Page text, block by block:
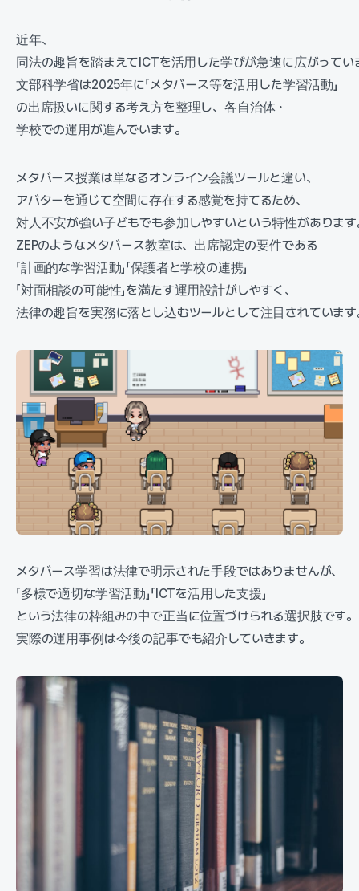
近年、
同法の趣旨を踏まえてICTを活用した学びが急速に広がってい
文部科学省は2025年に「メタバース等を活用した学習活動」
の出席扱いに関する考え方を整理し、各自治体・
学校での運用が進んでいます。
メタバース授業は単なるオンライン会議ツールと違い、
アバターを通じて空間に存在する感覚を持てるため、
対人不安が強い子どもでも参加しやすいという特性があります
ZEPのようなメタバース教室は、出席認定の要件である
「計画的な学習活動」「保護者と学校の連携」
「対面相談の可能性」を満たす運用設計がしやすく、
法律の趣旨を実務に落とし込むツールとして注目されています
メタバース学習は法律で明示された手段ではありませんが、
「多様で適切な学習活動」「ICTを活用した支援」
という法律の枠組みの中で正当に位置づけられる選択肢です。
実際の運用事例は今後の記事でも紹介していきます。